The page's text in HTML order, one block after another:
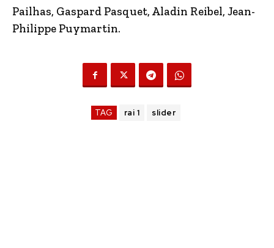
Pailhas, Gaspard Pasquet, Aladin Reibel, Jean-
Philippe Puymartin.
TAG rai 1 slider